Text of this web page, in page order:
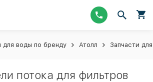
для воды по бренду Атолл Запчасти
потока для фильтров